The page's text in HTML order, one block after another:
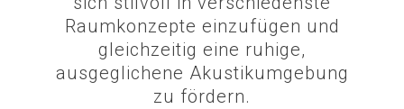
Raumkonzepte einzufügen und
gleichzeitig eine ruhige,
ausgeglichene Akustikumgebung
zu fördern.